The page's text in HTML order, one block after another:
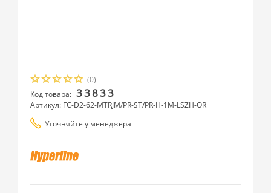
(0)
Код товара: 33833
Артикул: FC-D2-62-MTRJM/PR-ST/PR-H-1M-LSZH-OR
Уточняйте у менеджера